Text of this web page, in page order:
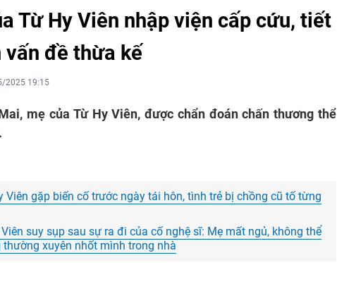
Từ Hy Viên nhập viện cấp cứu, tiết
vấn đề thừa kế
2025 19:15
mẹ của Từ Hy Viên, được chẩn đoán chấn thương thể
Viên gặp biến cố trước ngày tái hôn, tình trẻ bị chồng cũ tố từng
suy sụp sau sự ra đi của cố nghệ sĩ: Mẹ mất ngủ, không thể
thường xuyên nhốt mình trong nhà